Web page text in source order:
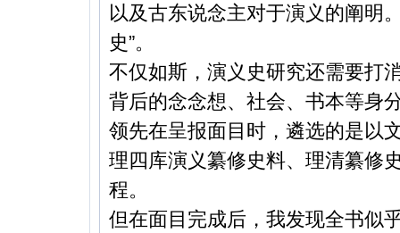
以及古东说念主对于演义的阐明
史”。
不仅如斯，演义史研究还需要打
背后的念念想、社会、书本等身
领先在呈报面目时，遴选的是以
理四库演义纂修史料、理清纂修
程。
但在面目完成后，我发现全书似